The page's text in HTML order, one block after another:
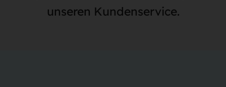
unseren Kundenservice.